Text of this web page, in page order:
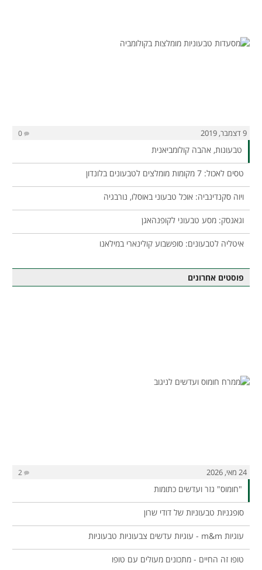
9 דצמבר, 2019 0
טבעונות, אהבה קולומביאנית
טסים לאכול: 7 מקומות מומלצים לטבעונים בלונדון
ויוה סקנדינביה: אוכל טבעוני באוסלו, נורבגיה
וגאנסק: מסע טבעוני לקופנהאגן
איטליה לטבעונים: סופשבוע קולינארי במילאנו
פוסטים אחרונים
24 מאי, 2026 2
"חומוס" גזר ועדשים כתומות
סופגניות טבעוניות של דודי שרון
עוגיות m&m - עוגיות עדשים צבעוניות טבעוניות
טופו זה החיים - מתכונים מעולים עם טופו